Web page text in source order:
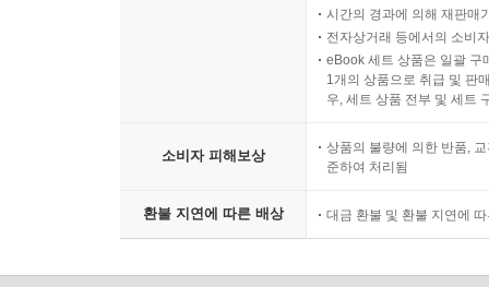
시간의 경과에 의해 재판매
전자상거래 등에서의 소비
eBook 세트 상품은 일괄 구
1개의 상품으로 취급 및 판
우, 세트 상품 전부 및 세트
소비자 피해보상
상품의 불량에 의한 반품,
준하여 처리됨
환불 지연에 따른 배상 대금 환불 및 환불 지연에